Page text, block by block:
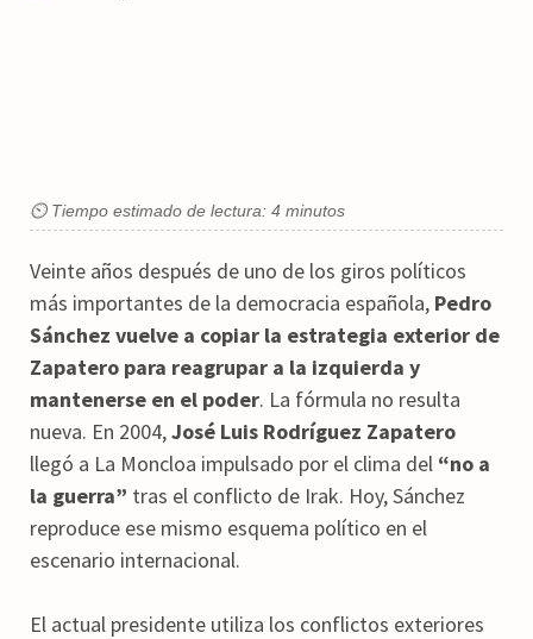
⏲ Tiempo estimado de lectura: 4 minutos
Veinte años después de uno de los giros políticos
más importantes de la democracia española, Pedro
Sánchez vuelve a copiar la estrategia exterior de
Zapatero para reagrupar a la izquierda y
mantenerse en el poder. La fórmula no resulta
nueva. En 2004,José Luis Rodríguez Zapatero
llegó a La Moncloa impulsado por el clima del “no a
la guerra” tras el conflicto de Irak. Hoy, Sánchez
reproduce ese mismo esquema político en el
escenario internacional.
El actual presidente utiliza los conflictos exteriores